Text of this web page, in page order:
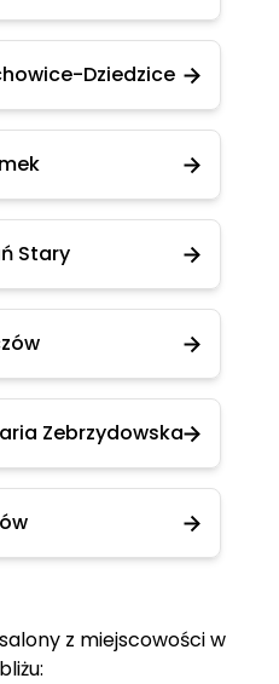
Dziedzice
Stary
Zebrzydowska
z miejscowości w